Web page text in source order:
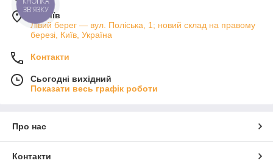
м. Київ
Лівий берег — вул. Поліська, 1; новий склад на правому
березі, Київ, Україна
Контакти
Сьогодні вихідний
Показати весь графік роботи
Про нас
Контакти
КНОПКА
ЗВ'ЯЗКУ